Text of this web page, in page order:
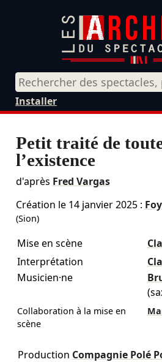
Installer
Petit traité de
l’existence
d'après Fred Vargas
Création le 14 janvier 2025:
(Sion)
Mise en scène
Interprétation
Musicien·ne
Collaboration à la mise en
scène
Production Compagnie Polé